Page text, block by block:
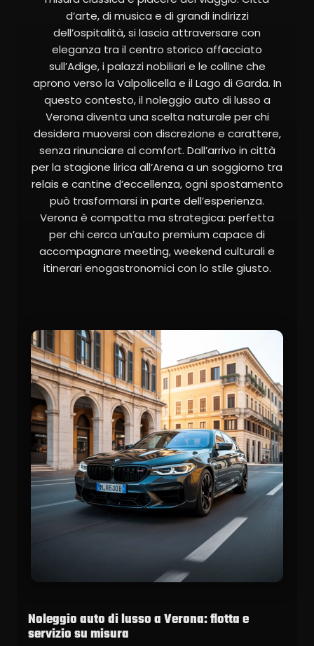
d’arte, di musica e di grandi indirizzi
dell’ospitalità, si lascia attraversare con
eleganza tra il centro storico affacciato
sull’Adige, i palazzi nobiliari e le colline che
aprono verso la Valpolicella e il Lago di Garda. In
questo contesto, il noleggio auto di lusso a
Verona diventa una scelta naturale per chi
desidera muoversi con discrezione e carattere,
senza rinunciare al comfort. Dall’arrivo in città
per la stagione lirica all’Arena a un soggiorno tra
relais e cantine d’eccellenza, ogni spostamento
può trasformarsi in parte dell’esperienza.
Verona è compatta ma strategica: perfetta
per chi cerca un’auto premium capace di
accompagnare meeting, weekend culturali e
itinerari enogastronomici con lo stile giusto.
Noleggio auto di lusso a Verona: flotta e
servizio su misura